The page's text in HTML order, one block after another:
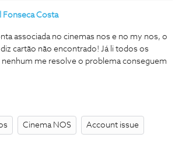
Fonseca Costa
associada no cinemas nos e no my nos, o
cartão não encontrado! Já li todos os
me resolve o problema conseguem
Cinema NOS Account issue